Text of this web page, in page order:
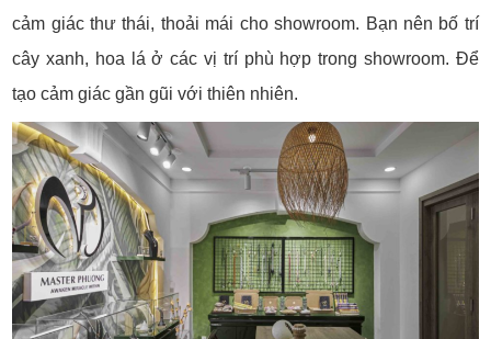
cảm giác thư thái, thoải mái cho showroom. Bạn nên bố trí
cây xanh, hoa lá ở các vị trí phù hợp trong showroom. Để
tạo cảm giác gần gũi với thiên nhiên.